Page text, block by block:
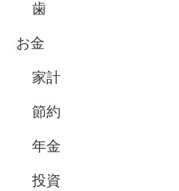
歯
お金
家計
節約
年金
投資